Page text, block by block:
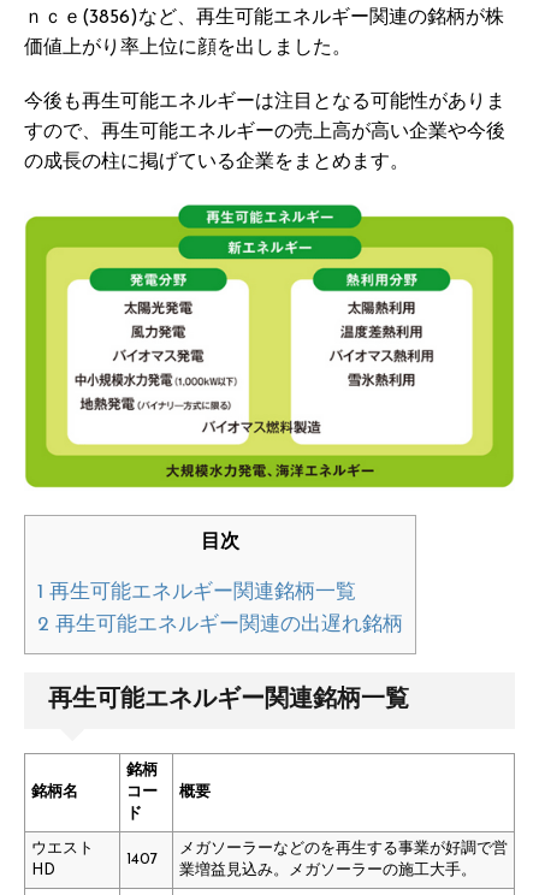
ｎｃｅ(3856)など、再生可能エネルギー関連の銘柄が株
価値上がり率上位に顔を出しました。
今後も再生可能エネルギーは注目となる可能性がありま
すので、再生可能エネルギーの売上高が高い企業や今後
の成長の柱に掲げている企業をまとめます。
目次
1 再生可能エネルギー関連銘柄一覧
2 再生可能エネルギー関連の出遅れ銘柄
再生可能エネルギー関連銘柄一覧
銘柄名
銘柄
コー
ド
概要
ウエスト
HD
1407
メガソーラーなどのを再生する事業が好調で営
業増益見込み。メガソーラーの施工大手。